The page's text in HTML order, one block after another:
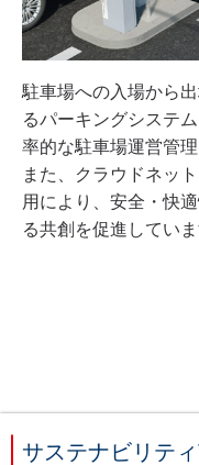
駐車場への入場から
るパーキングシステ
率的な駐車場運営管
また、クラウドネッ
用により、安全・快
る共創を促進していま
サステナビリテ